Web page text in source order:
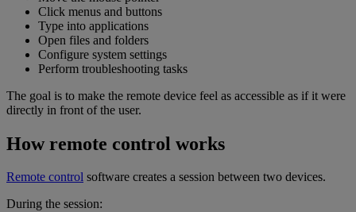
Click menus and buttons
Type into applications
Open files and folders
Configure system settings
Perform troubleshooting tasks
The goal is to make the remote device feel as accessible as if it were
directly in front of the user.
How remote control works
Remote control software creates a session between two devices.
During the session: